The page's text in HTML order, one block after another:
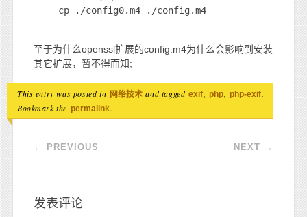
cp ./config0.m4 ./config.m4
至于为什么openssl扩展的config.m4为什么会影响到安装
其它扩展，暂不得而知;
This entry was posted in 网络技术 and tagged exif php php-exif.
Bookmark the permalink.
Post navigation
← PREVIOUS NEXT →
发表评论